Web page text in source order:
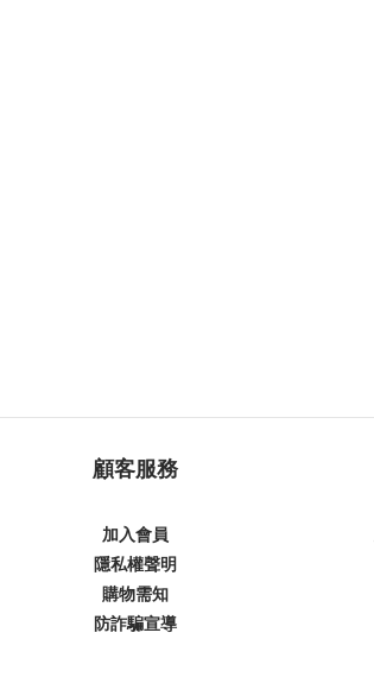
顧客服務
加入會員
隱私權聲明
購物需知
防詐騙宣導